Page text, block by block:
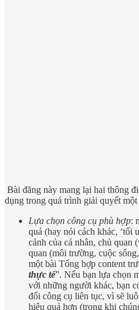
Bài đăng này mang lại hai thông
dụng trong quá trình giải quyết một
Lựa chọn công cụ phù hợp:
quả (hay nói cách khác, ‘tối
cảnh của cá nhân, chủ quan
quan (môi trường, cuộc
một bài Tổng hợp content
thực tế”. Nếu bạn lựa chọn
với những người khác, bạn
đổi công cụ liên tục, vì sẽ
hiệu quả hơn (trong khi